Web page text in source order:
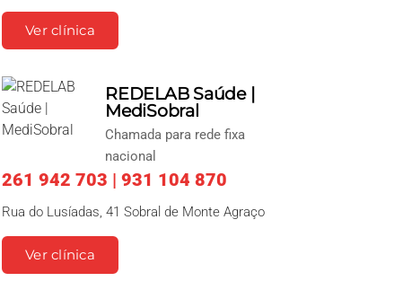
Ver clínica
REDELAB Saúde |
MediSobral
Chamada para rede fixa
nacional
261 942 703 | 931 104 870
Rua do Lusíadas, 41 Sobral de Monte Agraço
Ver clínica